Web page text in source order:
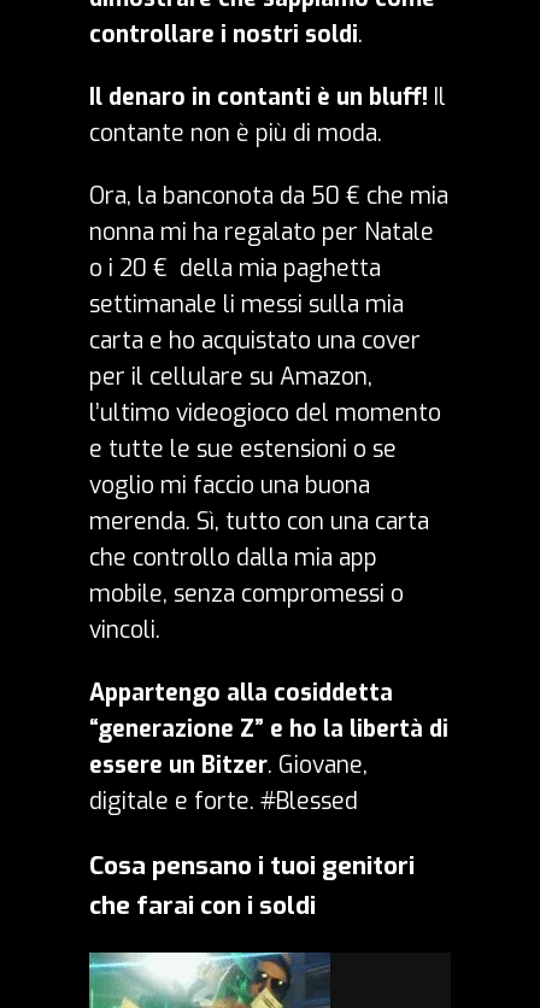
controllare i nostri soldi.
Il denaro in contanti è un bluff! Il
contante non è più di moda.
Ora, la banconota da 50 € che mia
nonna mi ha regalato per Natale
o i 20 € della mia paghetta
settimanale li messi sulla mia
carta e ho acquistato una cover
per il cellulare su Amazon,
l’ultimo videogioco del momento
e tutte le sue estensioni o se
voglio mi faccio una buona
merenda. Sì, tutto con una carta
che controllo dalla mia app
mobile, senza compromessi o
vincoli.
Appartengo alla cosiddetta
“generazione Z” e ho la libertà di
essere un Bitzer. Giovane,
digitale e forte. #Blessed
Cosa pensano i tuoi genitori
che farai con i soldi